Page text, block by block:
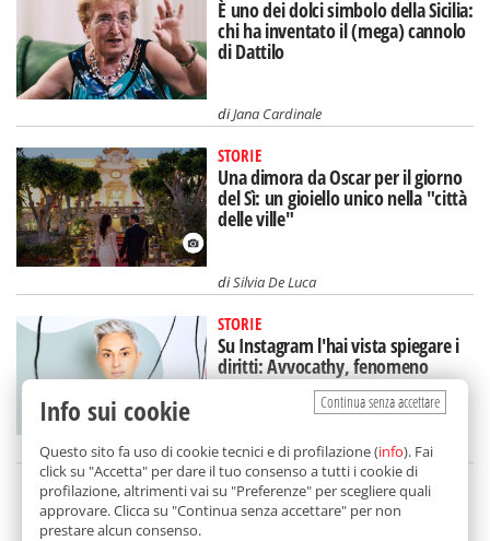
È uno dei dolci simbolo della Sicilia:
chi ha inventato il (mega) cannolo
di Dattilo
diJana Cardinale
STORIE
Una dimora da Oscar per il giorno
del Sì: un gioiello unico nella "città
delle ville"
diSilvia De Luca
STORIE
Su Instagram l'hai vista spiegare i
diritti: Avvocathy, fenomeno
(siciliano) sui social
diAlice Marchese
SCELTO DA BALARM
Continua senza accettare
Info sui cookie
Questo sito fa uso di cookie tecnici e di profilazione (info). Fai
click su "Accetta" per dare il tuo consenso a tutti i cookie di
profilazione, altrimenti vai su "Preferenze" per scegliere quali
approvare. Clicca su "Continua senza accettare" per non
prestare alcun consenso.